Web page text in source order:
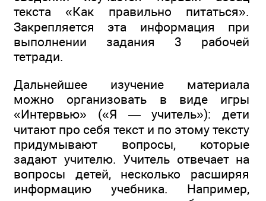
текста «Как правильно питаться».
Закрепляется эта информация при
выполнении задания 3 рабочей
тетради.
Дальнейшее изучение материала
можно организовать в виде игры
«Интервью» («Я — учитель»): дети
читают про себя текст и по этому тексту
придумывают вопросы, которые
задают учителю. Учитель отвечает на
вопросы детей, несколько расширяя
информацию учебника. Например,